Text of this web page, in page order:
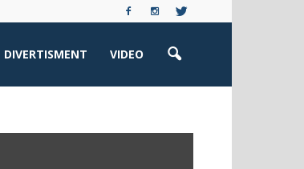
DIVERTISMENT VIDEO